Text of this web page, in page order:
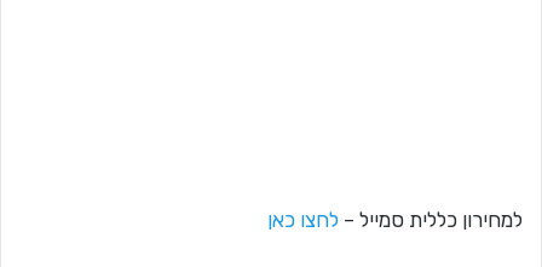
למחירון כללית סמייל – לחצו כאן